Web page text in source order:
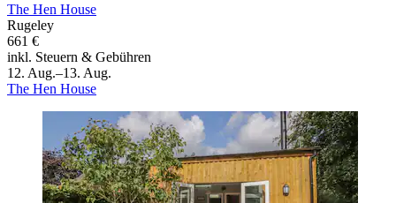
The Hen House
Rugeley
661 €
inkl. Steuern & Gebühren
12. Aug.–13. Aug.
The Hen House